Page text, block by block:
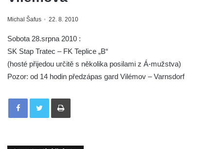
Michal Šafus 22. 8. 2010
Sobota 28.srpna 2010 :
SK Stap Tratec – FK Teplice „B“
(hosté přijedou určitě s několika posilami z Á-mužstva)
Pozor: od 14 hodin předzápas gard Vilémov – Varnsdorf
Tisknout